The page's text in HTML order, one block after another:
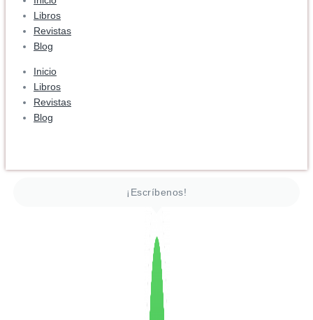
Libros
Revistas
Blog
Inicio
Libros
Revistas
Blog
¡Escríbenos!